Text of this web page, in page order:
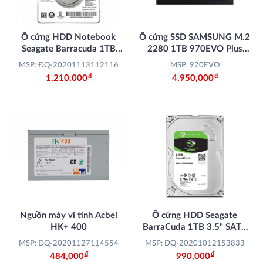
Ổ cứng HDD Notebook
Seagate Barracuda 1TB
2.5" SATA III
MSP: ĐQ-20201113112116
1,210,000Đ
Ổ cứng SSD SAMSUNG M.2
2280 1TB 970EVO Plus
PCIe NVMe (MZ-
V7S1T0BW)
MSP: 970EVO
4,950,000Đ
Nguồn máy vi tính Acbel
HK+ 400
MSP: ĐQ-20201127114554
484,000Đ
Ổ cứng HDD Seagate
BarraCuda 1TB 3.5" SATA
III
MSP: ĐQ-20201012153833
990,000Đ